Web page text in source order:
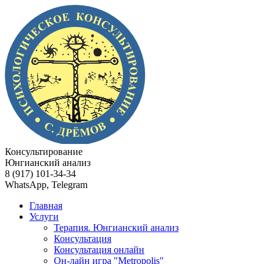
Консультирование
Юнгианский анализ
8 (917) 101-34-34
WhatsApp, Telegram
Главная
Услуги
Терапия. Юнгианский анализ
Консультация
Консультация онлайн
Он-лайн игра "Metropolis"